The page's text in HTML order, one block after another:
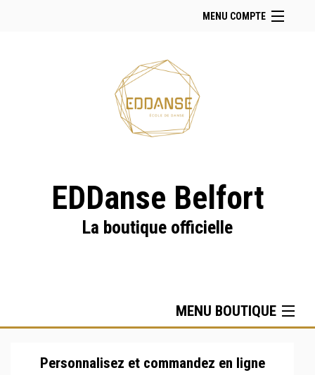
MENU COMPTE
Retour à notre site
Facebook
Instagram
Se connecter
EDDanse Belfort
La boutique officielle
MENU BOUTIQUE
Bas
Personnalisez et commandez en ligne